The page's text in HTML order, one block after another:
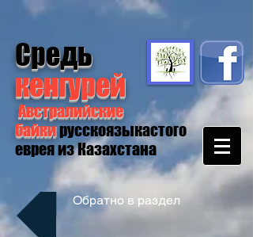
Средь
кенгурей
Австралийские
байкирусскоязыкастого
еврея из Казахстана
Обратно в раздел